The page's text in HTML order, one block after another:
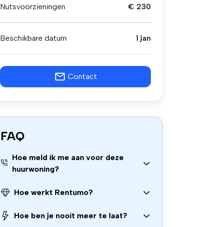
Nutsvoorzieningen € 230
Beschikbare datum 1 jan
Contact
FAQ
Hoe meld ik me aan voor deze
huurwoning?
Hoe werkt Rentumo?
Hoe ben je nooit meer te laat?